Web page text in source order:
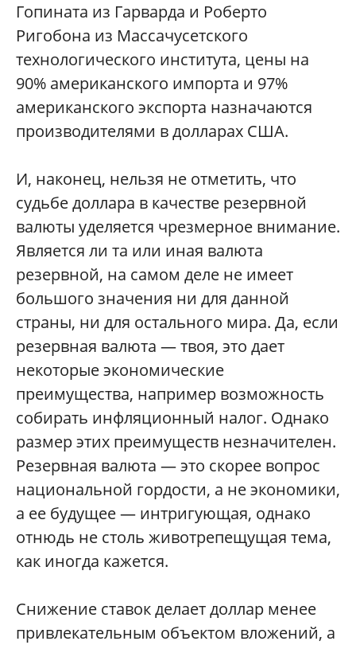
Гопината из Гарварда и Роберто
Ригобона из Массачусетского
технологического института, цены на
90% американского импорта и 97%
американского экспорта назначаются
производителями в долларах США.
И, наконец, нельзя не отметить, что
судьбе доллара в качестве резервной
валюты уделяется чрезмерное внимание.
Является ли та или иная валюта
резервной, на самом деле не имеет
большого значения ни для данной
страны, ни для остального мира. Да, если
резервная валюта — твоя, это дает
некоторые экономические
преимущества, например возможность
собирать инфляционный налог. Однако
размер этих преимуществ незначителен.
Резервная валюта — это скорее вопрос
национальной гордости, а не экономики,
а ее будущее — интригующая, однако
отнюдь не столь животрепещущая тема,
как иногда кажется.
Снижение ставок делает доллар менее
привлекательным объектом вложений, а